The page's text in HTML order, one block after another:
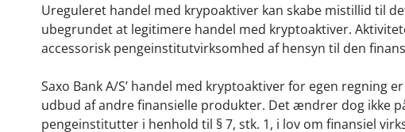
Ureguleret handel med krypoaktiver kan skabe mistillid til
ubegrundet at legitimere handel med kryptoaktiver.
accessorisk pengeinstitutvirksomhed af hensyn til den
Saxo Bank A/S’ handel med kryptoaktiver for egen regning
udbud af andre finansielle produkter. Det ændrer dog ikke
pengeinstitutter i henhold til § 7, stk. 1, i lov om finansiel